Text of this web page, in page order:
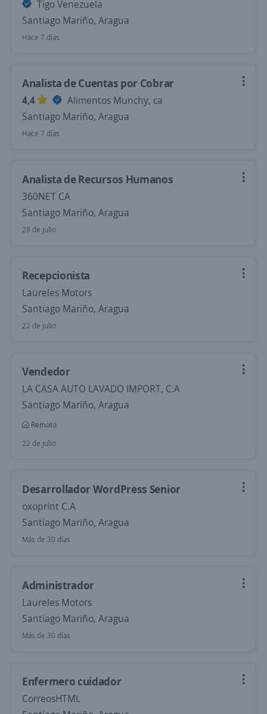
Tigo Venezuela
Santiago Mariño, Aragua
Hace 7 días
Analista de Cuentas por Cobrar
4,4
Alimentos Munchy, ca
Santiago Mariño, Aragua
Hace 7 días
Analista de Recursos Humanos
360NET CA
Santiago Mariño, Aragua
28 de julio
Recepcionista
Laureles Motors
Santiago Mariño, Aragua
22 de julio
Vendedor
LA CASA AUTO LAVADO IMPORT, C.A
Santiago Mariño, Aragua
Remoto
22 de julio
Desarrollador WordPress Senior
oxoprint C.A
Santiago Mariño, Aragua
Más de 30 días
Administrador
Laureles Motors
Santiago Mariño, Aragua
Más de 30 días
Enfermero cuidador
CorreosHTML